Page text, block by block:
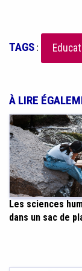
TAGS:
À LIRE
Les sciences
dans un sac de